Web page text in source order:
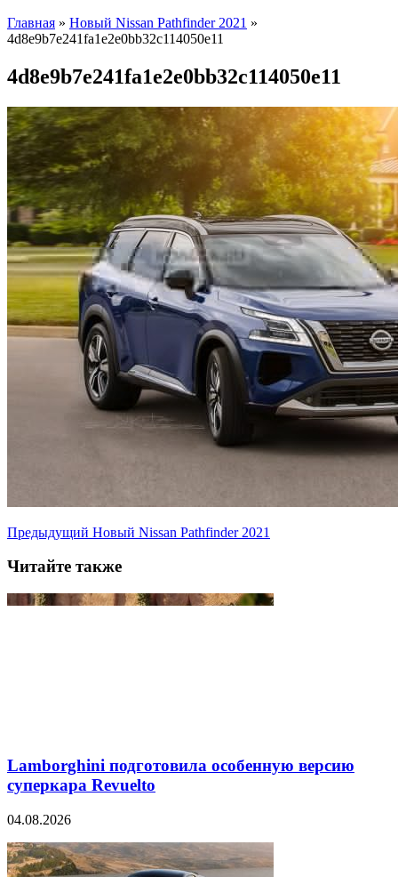
Главная » Новый Nissan Pathfinder 2021 »
4d8e9b7e241fa1e2e0bb32c114050e11
4d8e9b7e241fa1e2e0bb32c114050e11
Предыдущий Новый Nissan Pathfinder 2021
Читайте также
Lamborghini подготовила особенную версию
суперкара Revuelto
04.08.2026